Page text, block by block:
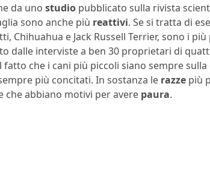
da uno studio pubblicato sulla rivista
sono anche più reattivi. Se si tratta di
Chihuahua e Jack Russell Terrier, sono i
dalle interviste a ben 30 proprietari di
che i cani più piccoli siano sempre sulla
più concitati. In sostanza le razze più
che abbiano motivi per avere paura.